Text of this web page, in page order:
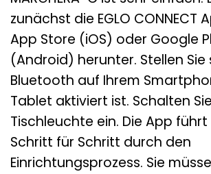
zunächst die EGLO CONNECT
App Store (iOS) oder Google
(Android) herunter. Stellen Sie
Bluetooth auf Ihrem
Tablet aktiviert ist. Schalten
Tischleuchte ein. Die App führt
Schritt für Schritt durch den
Einrichtungsprozess. Sie